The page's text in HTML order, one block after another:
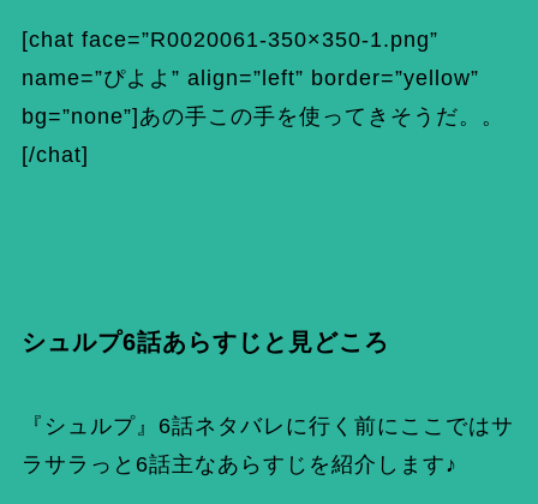
[chat face=”R0020061-350×350-1.png”
name=”ぴよよ” align=”left” border=”yellow”
bg=”none”]あの手この手を使ってきそうだ。。
[/chat]
シュルプ6話あらすじと見どころ
『シュルプ』6話ネタバレに行く前にここではサ
ラサラっと6話主なあらすじを紹介します♪